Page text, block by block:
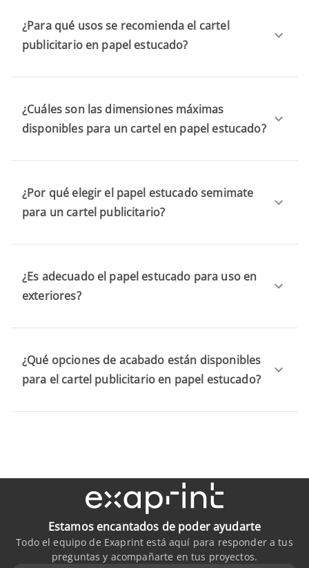
¿Para qué usos se recomienda el cartel
publicitario en papel estucado?
¿Cuáles son las dimensiones máximas
disponibles para un cartel en papel estucado?
¿Por qué elegir el papel estucado semimate
para un cartel publicitario?
¿Es adecuado el papel estucado para uso en
exteriores?
¿Qué opciones de acabado están disponibles
para el cartel publicitario en papel estucado?
Estamos encantados de poder ayudarte
Todo el equipo de Exaprint está aquí para responder a tus
preguntas y acompañarte en tus proyectos.